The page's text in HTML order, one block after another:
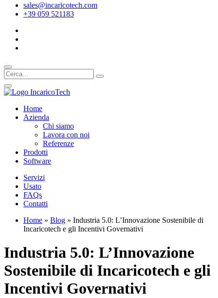
sales@incaricotech.com
+39 059 521183
Home
Azienda
Chi siamo
Lavora con noi
Referenze
Prodotti
Software
Servizi
Usato
FAQs
Contatti
Home » Blog » Industria 5.0: L’Innovazione Sostenibile di
Incaricotech e gli Incentivi Governativi
Industria 5.0: L’Innovazione
Sostenibile di Incaricotech e gli
Incentivi Governativi